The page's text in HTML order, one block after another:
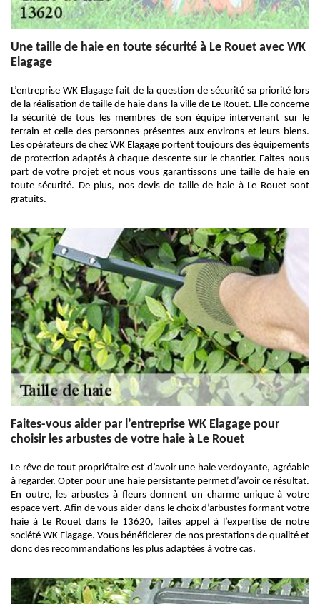
Une taille de haie en toute sécurité à Le Rouet avec WK
Elagage
L’entreprise WK Elagage fait de la question de sécurité sa priorité lors
de la réalisation de taille de haie dans la ville de Le Rouet. Elle concerne
la sécurité de tous les membres de son équipe intervenant sur le
terrain et celle des personnes présentes aux environs et leurs biens.
Les opérateurs de chez WK Elagage portent toujours des équipements
de protection adaptés à chaque descente sur le chantier. Faites-nous
part de votre projet et nous vous garantissons une taille de haie en
toute sécurité. De plus, nos devis de taille de haie à Le Rouet sont
gratuits.
Faites-vous aider par l’entreprise WK Elagage pour
choisir les arbustes de votre haie à Le Rouet
Le rêve de tout propriétaire est d’avoir une haie verdoyante, agréable
à regarder. Opter pour une haie persistante permet d’avoir ce résultat.
En outre, les arbustes à fleurs donnent un charme unique à votre
espace vert. Afin de vous aider dans le choix d’arbustes formant votre
haie à Le Rouet dans le 13620, faites appel à l’expertise de notre
société WK Elagage. Vous bénéficierez de nos prestations de qualité et
donc des recommandations les plus adaptées à votre cas.